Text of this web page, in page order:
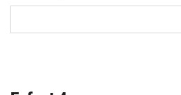
MM